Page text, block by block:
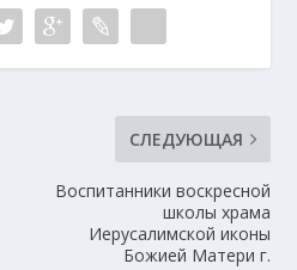
СЛЕДУЮЩАЯ
Воспитанники воскресной
школы храма
Иерусалимской иконы
Божией Матери г.